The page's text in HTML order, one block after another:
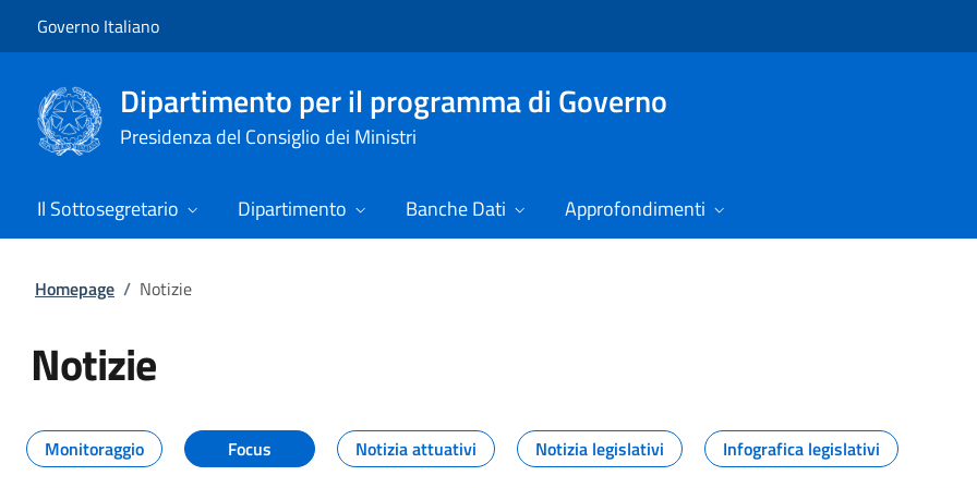
Governo Italiano
Dipartimento per il programma di Governo
Presidenza del Consiglio dei Ministri
Il Sottosegretario Dipartimento Banche Dati Approfondimenti
Homepage / Notizie
Notizie
Tutti i contenuti della pagina Notizie
Monitoraggio Focus Notizia attuativi Notizia legislativi Infografica legislativi